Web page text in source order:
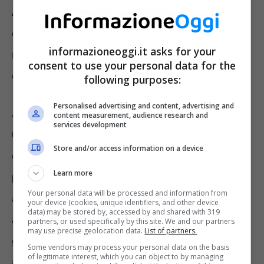
Alpino, quello
napoletano
e quello
primaverile . Come si può intuire dal
nome, il Ciclamino Alpino è quello che resiste
di più alle basse temperature.
Abbiamo poidue possibilità per coltivare i
Ciclamini: a terra o in vaso
decorare il giardino e metterli a terra è
preferibile scegliere le varietà selvatiche
ancora più resistenti. Vivranno perfettamente
anchenelle zone più ombrose, a patto che
gli sia garantita
abbastanza aria, perché
informazioneoggi.it asks for your
consent to use your personal data for the
following purposes:
Personalised advertising and content, advertising and
content measurement, audience research and
services development
Store and/or access information on a device
Learn more
Your personal data will be processed and information from
your device (cookies, unique identifiers, and other device
data) may be stored by, accessed by and shared with 319
partners, or used specifically by this site. We and our partners
may use precise geolocation data. List of partners.
Some vendors may process your personal data on the basis
of legitimate interest, which you can object to by managing